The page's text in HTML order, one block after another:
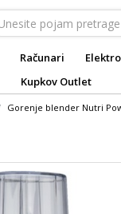
Računari
Kupkov Outlet
Gorenje blender Nutri